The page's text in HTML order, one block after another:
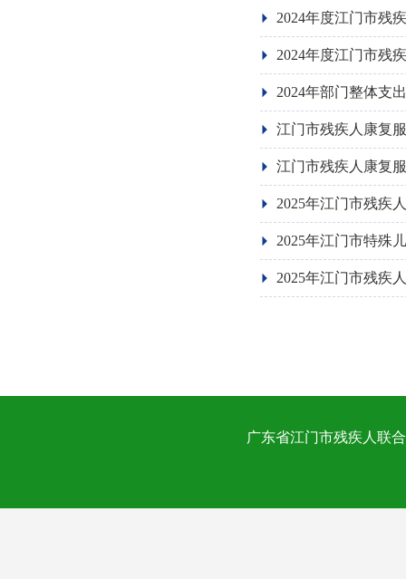
2024年度江门市残
2024年度江门市残
2024年部门整体支
江门市残疾人康复
江门市残疾人康复
2025年江门市残疾
2025年江门市特殊
2025年江门市残疾
广东省江门市残疾人联